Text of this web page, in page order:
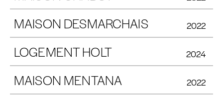
MAISON DESMARCHAIS 2022
LOGEMENT HOLT 2024
MAISON MENTANA 2022